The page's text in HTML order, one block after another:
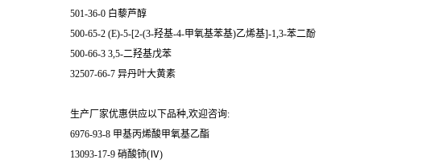
501-36-0 白藜芦醇
500-65-2 (E)-5-[2-(3-羟基-4-甲氧基苯基)乙烯基]-1,3-苯二酚
500-66-3 3,5-二羟基戊苯
32507-66-7 异丹叶大黄素
生产厂家优惠供应以下品种,欢迎咨询:
6976-93-8 甲基丙烯酸甲氧基乙酯
13093-17-9 硝酸铈(Ⅳ)